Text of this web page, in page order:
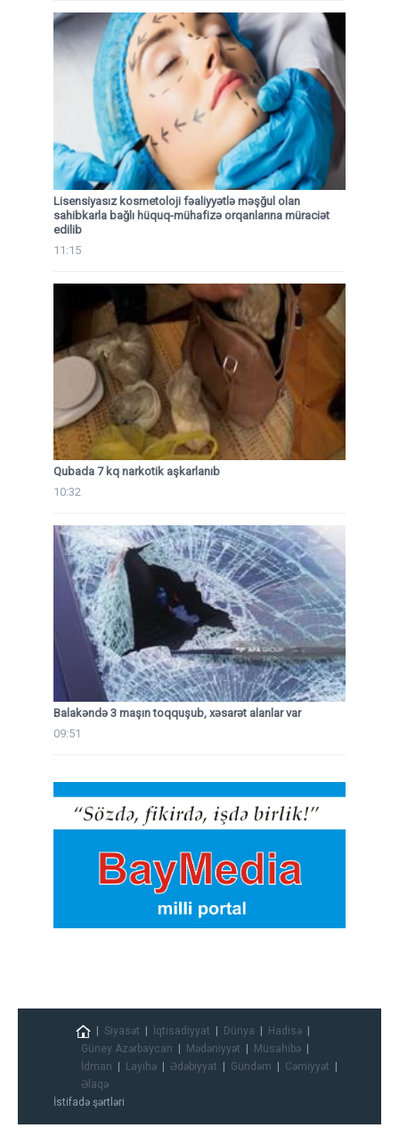
Lisensiyasız kosmetoloji fəaliyyətlə məşğul olan
sahibkarla bağlı hüquq-mühafizə orqanlarına müraciət
edilib
11:15
Qubada 7 kq narkotik aşkarlanıb
10:32
Balakəndə 3 maşın toqquşub, xəsarət alanlar var
09:51
Siyasət İqtisadiyyat Dünya
Hadisə
Güney Azərbaycan
Mədəniyyət
Müsahibə
İdman
Layihə Ədəbiyyat Gündəm
Cəmiyyət
Əlaqə
İstifadə şərtləri